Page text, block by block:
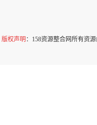
版权声明 ：158资源整合网所有资